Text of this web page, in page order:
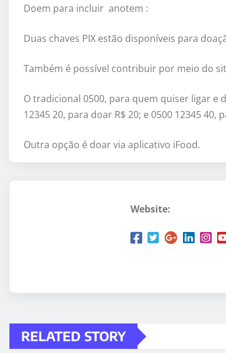
Doem para incluir anotem :
Duas chaves PIX estão disponíveis para
Também é possível contribuir por meio do
O tradicional 0500, para quem quiser ligar e
12345 20, para doar R$ 20; e 0500 12345 40,
Outra opção é doar via aplicativo iFood.
Website:
RELATED STORY